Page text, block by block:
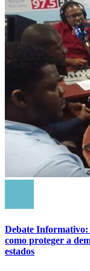
Debate Informativo:
como proteger a
estados